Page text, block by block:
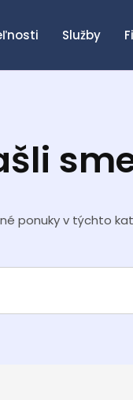
Služby
ponuky v týchto